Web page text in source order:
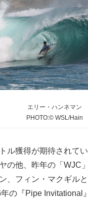
エリー・ハンネマン
PHOTO:© WSL/Hain
ル獲得が期待されてい
の他、昨年の「WJC
、フィン・マクギル
の『Pipe Invitational